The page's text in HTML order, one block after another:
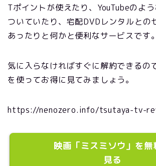
Tポイントが使えたり、YouTubeのよ
ついていたり、宅配DVDレンタルとの
あったりと何かと便利なサービスです。
気に入らなければすぐに解約できるの
を使ってお得に見てみましょう。
https://nenozero.info/tsutaya-tv-
映画「ミスミソウ」を無
見る